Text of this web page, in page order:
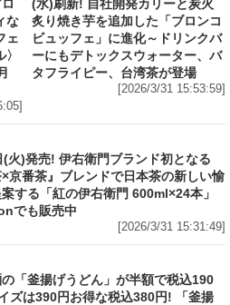
な
ェ
(水)刷新! 自社開発カリーと炭火
炙り焼き芋を追加した「ブロンコ
ビュッフェ」に進化～ドリンクバ
ーにもデトックスウォーター、バ
タフライピー、台湾茶が登場
[2026/3/31 15:53:59]
(火)発売! 伊右衛門ブランド初となる
×京番茶』ブレンドで日本茶の新しい愉
案する「紅の伊右衛門 600ml×24本」
でも販売中
[2026/3/31 15:31:49]
「釜揚げうどん」が半額で税込190
ズは390円お得な税込380円! 「釜揚